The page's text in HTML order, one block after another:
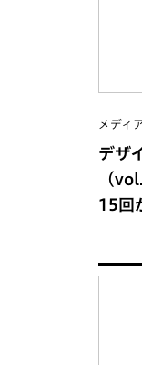
メディ
デザ
（
15回